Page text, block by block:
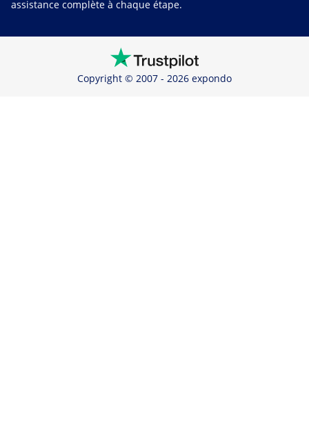
assistance complète à chaque étape.
Copyright © 2007 - 2026 expondo